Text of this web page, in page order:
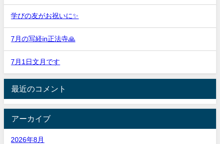
学びの友がお祝いに✨
7月の写経in正法寺🙏
7月1日文月です
最近のコメント
アーカイブ
2026年8月